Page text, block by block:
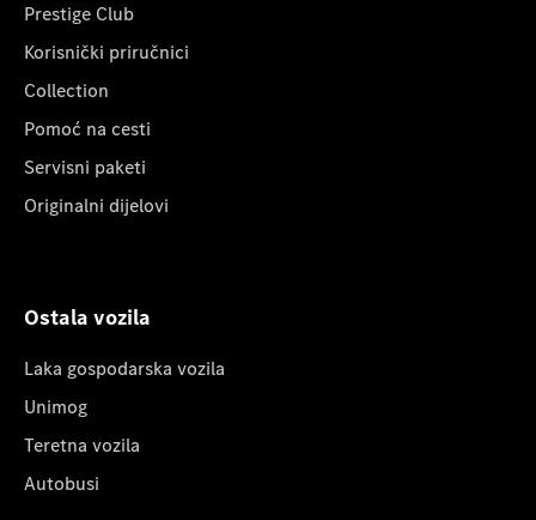
Prestige Club
Korisnički priručnici
Collection
Pomoć na cesti
Servisni paketi
Originalni dijelovi
Ostala vozila
Laka gospodarska vozila
Unimog
Teretna vozila
Autobusi